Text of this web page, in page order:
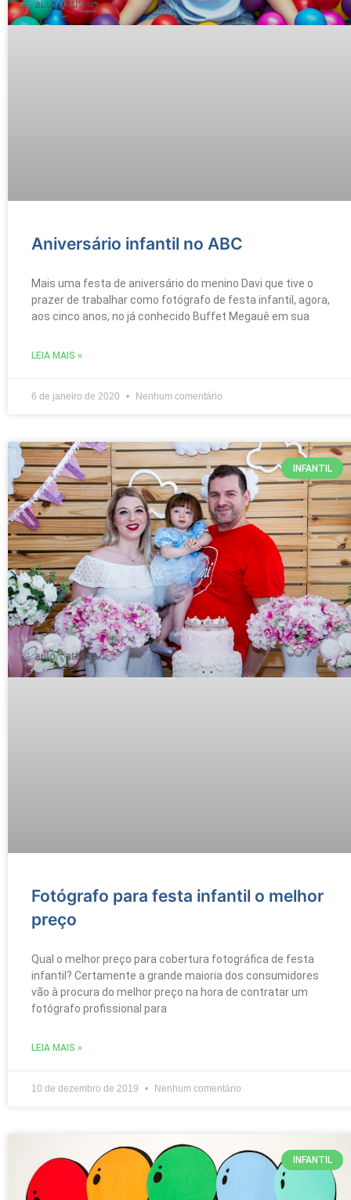
Aniversário infantil no ABC
Mais uma festa de aniversário do menino Davi que tive o
prazer de trabalhar como fotógrafo de festa infantil, agora,
aos cinco anos, no já conhecido Buffet Megauê em sua
LEIA MAIS »
6 de janeiro de 2020 Nenhum comentário
INFANTIL
Fotógrafo para festa infantil o melhor
preço
Qual o melhor preço para cobertura fotográfica de festa
infantil? Certamente a grande maioria dos consumidores
vão à procura do melhor preço na hora de contratar um
fotógrafo profissional para
LEIA MAIS »
10 de dezembro de 2019 Nenhum comentário
INFANTIL